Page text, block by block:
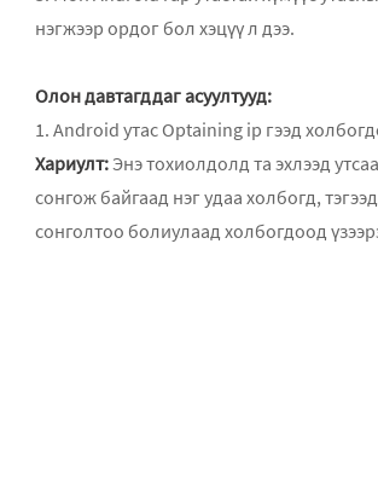
нэгжээр ордог бол хэцүү л дээ.
Олон давтагддаг асуултууд:
1. Android утас Optaining ip гээд
Хариулт:Энэ тохиолдолд та эхлээд
сонгож байгаад нэг удаа холбогд,
сонголтоо болиулаад холбогдоод